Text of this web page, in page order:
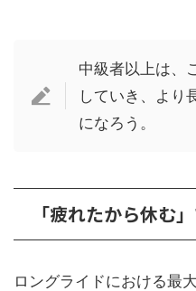
中級者以上は、
していき、より
になろう。
「疲れたから休む
ロングライドにおける最